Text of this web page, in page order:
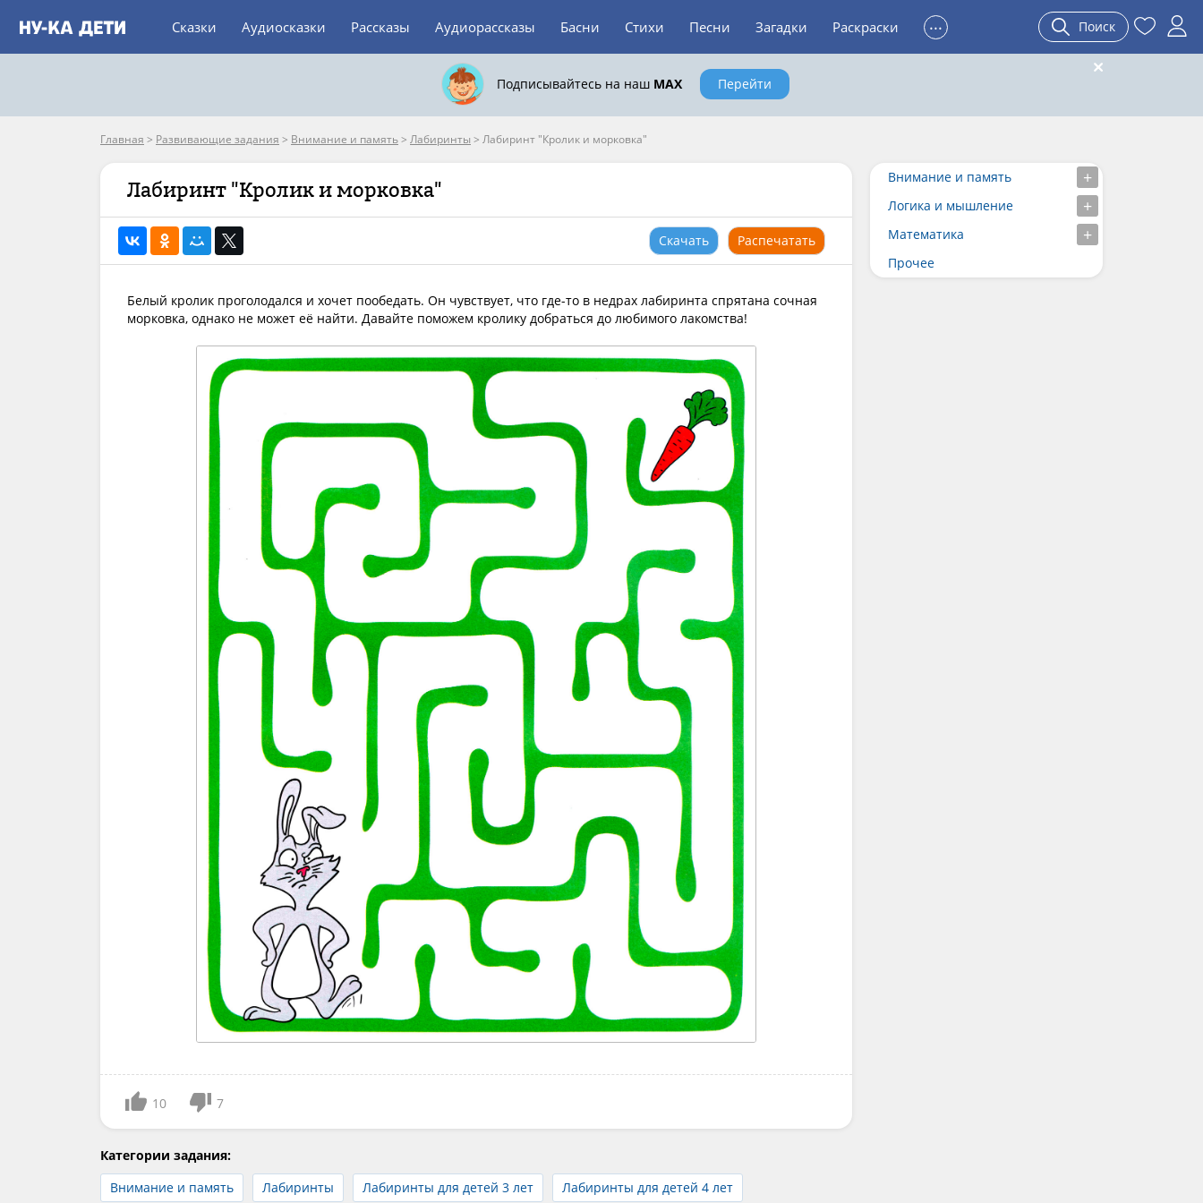
Сказки Аудиосказки Рассказы Аудиорассказы Басни Стихи Песни Загадки Раскраски ... Поиск
Подписывайтесь на наш MAX Перейти
Главная > Развивающие задания > Внимание и память> Лабиринты > Лабиринт "Кролик и морковка"
Лабиринт "Кролик и морковка"
Скачать Распечатать
Белый кролик проголодался и хочет пообедать. Он чувствует, что где-то в недрах лабиринта спрятана сочная
морковка, однако не может её найти. Давайте поможем кролику добраться до любимого лакомства!
10 7
Категории задания:
Внимание и память
Лабиринты Лабиринты для детей 3 лет Лабиринты для детей 4 лет
Внимание и память
Логика и мышление
Математика
Прочее